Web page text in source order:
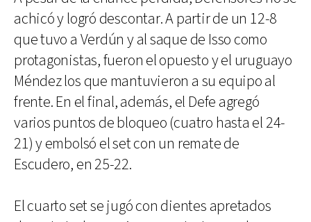
achicó y logró descontar. A partir de un 12-8
que tuvo a Verdún y al saque de Isso como
protagonistas, fueron el opuesto y el uruguayo
Méndez los que mantuvieron a su equipo al
frente. En el final, además, el Defe agregó
varios puntos de bloqueo (cuatro hasta el 24-
21) y embolsó el set con un remate de
Escudero, en 25-22.
El cuarto set se jugó con dientes apretados